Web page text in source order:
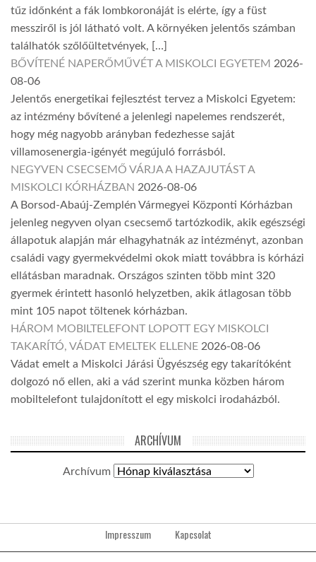
tűz időnként a fák lombkoronáját is elérte, így a füst
messziről is jól látható volt. A környéken jelentős számban
találhatók szőlőültetvények, […]
BŐVÍTENÉ NAPERŐMŰVÉT A MISKOLCI EGYETEM 2026-
08-06
Jelentős energetikai fejlesztést tervez a Miskolci Egyetem:
az intézmény bővítené a jelenlegi napelemes rendszerét,
hogy még nagyobb arányban fedezhesse saját
villamosenergia-igényét megújuló forrásból.
NEGYVEN CSECSEMŐ VÁRJA A HAZAJUTÁST A
MISKOLCI KÓRHÁZBAN 2026-08-06
A Borsod-Abaúj-Zemplén Vármegyei Központi Kórházban
jelenleg negyven olyan csecsemő tartózkodik, akik egészségi
állapotuk alapján már elhagyhatnák az intézményt, azonban
családi vagy gyermekvédelmi okok miatt továbbra is kórházi
ellátásban maradnak. Országos szinten több mint 320
gyermek érintett hasonló helyzetben, akik átlagosan több
mint 105 napot töltenek kórházban.
HÁROM MOBILTELEFONT LOPOTT EGY MISKOLCI
TAKARÍTÓ, VÁDAT EMELTEK ELLENE 2026-08-06
Vádat emelt a Miskolci Járási Ügyészség egy takarítóként
dolgozó nő ellen, aki a vád szerint munka közben három
mobiltelefont tulajdonított el egy miskolci irodaházból.
ARCHÍVUM
Archívum
Impresszum Kapcsolat